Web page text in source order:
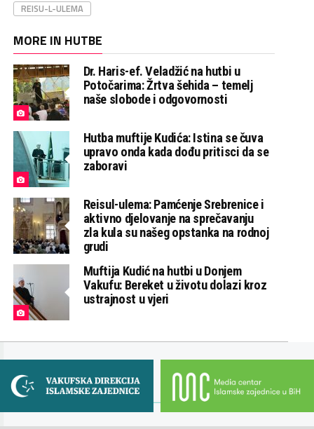
REISU-L-ULEMA
MORE IN HUTBE
Dr. Haris-ef. Veladžić na hutbi u
Potočarima: Žrtva šehida – temelj
naše slobode i odgovornosti
Hutba muftije Kudića: Istina se čuva
upravo onda kada dođu pritisci da se
zaboravi
Reisul-ulema: Pamćenje Srebrenice i
aktivno djelovanje na sprečavanju
zla kula su našeg opstanka na rodnoj
grudi
Muftija Kudić na hutbi u Donjem
Vakufu: Bereket u životu dolazi kroz
ustrajnost u vjeri